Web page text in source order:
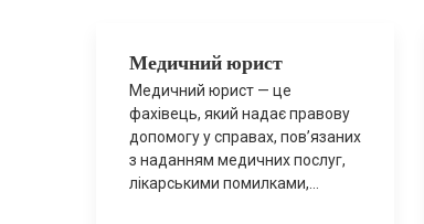
Медичний юрист
Медичний юрист — це
фахівець, який надає правову
допомогу у справах, пов’язаних
з наданням медичних послуг,
лікарськими помилками,